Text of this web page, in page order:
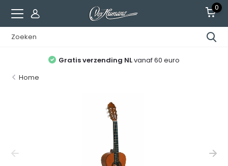
0
Gratis verzending NLvanaf 60 euro
Home